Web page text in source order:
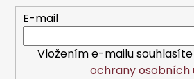
E-mail
Vložením e-mailu
ochrany osobních